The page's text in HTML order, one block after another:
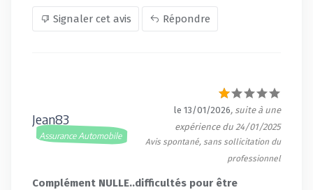
Signaler cet avis Répondre
Jean83
Assurance Automobile
le 13/01/2026, suite à une
expérience du 24/01/2025
Avis spontané, sans sollicitation du
professionnel
Complément NULLE..difficultés pour être